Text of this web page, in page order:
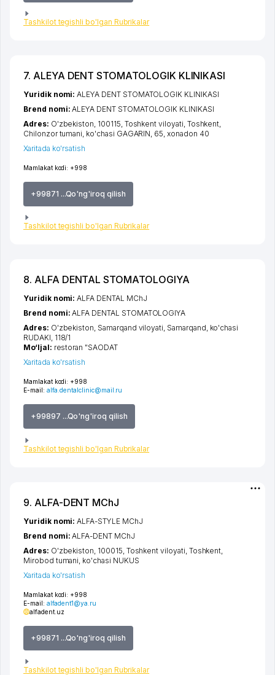
Tashkilot tegishli bo'lgan Rubrikalar
7. ALEYA DENT STOMATOLOGIK KLINIKASI
Mamlakat kodi: +998
+99871 ...Qo'ng'iroq qilish
Tashkilot tegishli bo'lgan Rubrikalar
Yuridik nomi:ALEYA DENT STOMATOLOGIK KLINIKASI
Brend nomi:ALEYA DENT STOMATOLOGIK KLINIKASI
Adres: O'zbekiston, 100115, Toshkent viloyati, Toshkent,
Chilonzor tumani, ko'chasi GAGARIN, 65, xonadon 40
Xaritada ko'rsatish
8. ALFA DENTAL STOMATOLOGIYA
Mamlakat kodi: +998
E-mail: alfa.dentalclinic@mail.ru
+99897 ...Qo'ng'iroq qilish
Tashkilot tegishli bo'lgan Rubrikalar
Yuridik nomi:ALFA DENTAL MChJ
Brend nomi:ALFA DENTAL STOMATOLOGIYA
Adres: O'zbekiston, Samarqand viloyati, Samarqand, ko'chasi
RUDAKI, 118/1
Mo‘ljal: restoran "SAODAT
Xaritada ko'rsatish
9. ALFA-DENT MChJ
Mamlakat kodi: +998
E-mail: alfadent1@ya.ru
alfadent.uz
+99871 ...Qo'ng'iroq qilish
Tashkilot tegishli bo'lgan Rubrikalar
Yuridik nomi:ALFA-STYLE MChJ
Brend nomi:ALFA-DENT MChJ
Adres: O'zbekiston, 100015, Toshkent viloyati Toshkent
Mirobod tumani ko'chasi NUKUS
Xaritada ko'rsatish